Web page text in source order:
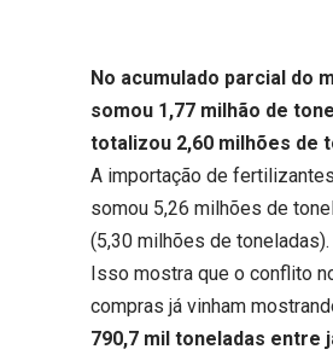
No acumulado parcial do
somou 1,77 milhão de
totalizou 2,60 milhões de
A importação de
somou 5,26 milhões de
(5,30 milhões de toneladas).
Isso mostra que o conflito
compras já vinham
790,7 mil toneladas entre